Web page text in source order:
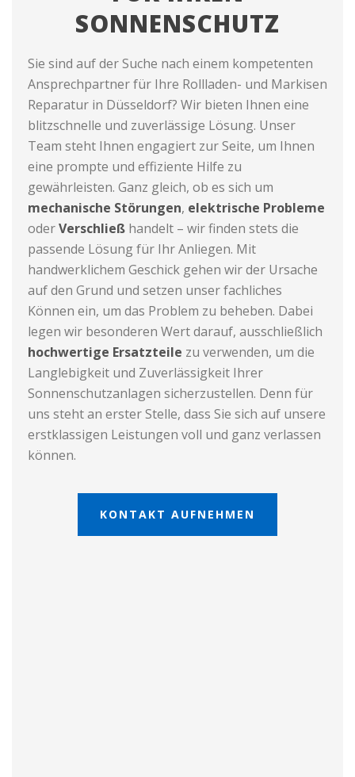
SONNENSCHUTZ
Sie sind auf der Suche nach einem kompetenten
Ansprechpartner für Ihre Rollladen- und Markisen
Reparatur in Düsseldorf? Wir bieten Ihnen eine
blitzschnelle und zuverlässige Lösung. Unser
Team steht Ihnen engagiert zur Seite, um Ihnen
eine prompte und effiziente Hilfe zu
gewährleisten. Ganz gleich, ob es sich um
mechanische Störungen, elektrische Probleme
oderVerschließ handelt – wir finden stets die
passende Lösung für Ihr Anliegen. Mit
handwerklichem Geschick gehen wir der Ursache
auf den Grund und setzen unser fachliches
Können ein, um das Problem zu beheben. Dabei
legen wir besonderen Wert darauf, ausschließlich
hochwertige Ersatzteile zu verwenden, um die
Langlebigkeit und Zuverlässigkeit Ihrer
Sonnenschutzanlagen sicherzustellen. Denn für
uns steht an erster Stelle, dass Sie sich auf unsere
erstklassigen Leistungen voll und ganz verlassen
können.
KONTAKT AUFNEHMEN